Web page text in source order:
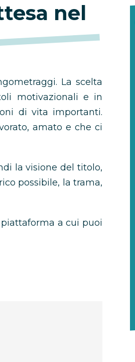
nel
La scelta
motivazionali e in
di vita importanti.
amato e che ci
la visione del titolo,
possibile, la trama,
a cui puoi